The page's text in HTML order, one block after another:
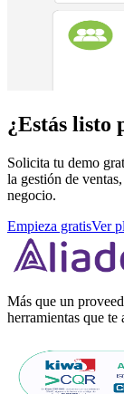
¿Estás listo
Solicita tu demo
la gestión de
negocio.
Empieza gratisVer
Más que un
herramientas que te